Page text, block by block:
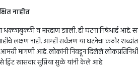
नाहीत
धक्काबुक्की व मारहाण झाली. ही घटना निषेधार्ह आहे.
लक्षण नाही. आम्ही सर्वजण या घटनेचा कठोर
मागणी आहे. लोकांनी निवडून दिलेले लोकप्रतिनिधी
खासदार सुप्रिया सुळे यांनी केले आहे.